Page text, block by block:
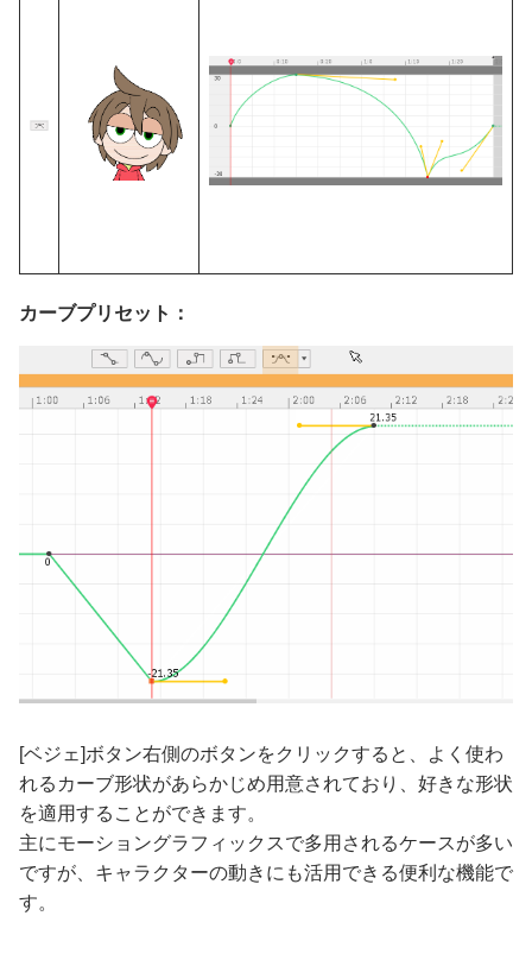
カーブプリセット：
[ベジェ]ボタン右側のボタンをクリックすると、よく使わ
れるカーブ形状があらかじめ用意されており、好きな形状
を適用することができます。
主にモーショングラフィックスで多用されるケースが多い
ですが、キャラクターの動きにも活用できる便利な機能で
す。